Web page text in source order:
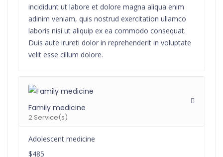
incididunt ut labore et dolore magna aliqua enim
adinim veniam, quis nostrud exercitation ullamco
laboris nisi ut aliquip ex ea commodo consequat.
Duis aute irureti dolor in reprehenderit in voluptate
velit esse cillum dolore.
Family medicine
2 Service(s)
Adolescent medicine
$485